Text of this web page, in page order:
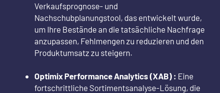
Verkaufsprognose- und
Nachschubplanungstool, das entwickelt wurde,
um Ihre Bestände an die tatsächliche Nachfrage
anzupassen, Fehlmengen zu reduzieren und den
Produktumsatz zu steigern.
Optimix Performance Analytics (XAB) : Eine
fortschrittliche Sortimentsanalyse-Lösung, die